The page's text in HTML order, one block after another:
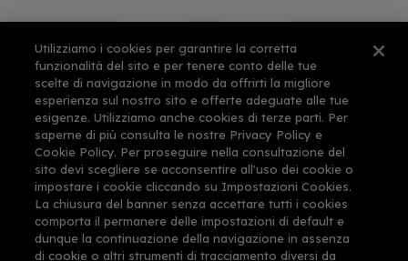
Utilizziamo i cookies per garantire la corretta
funzionalità del sito e per tenere conto delle tue
scelte di navigazione in modo da offrirti la migliore
esperienza sul nostro sito e offerte adeguate alle tue
esigenze. Utilizziamo anche cookies di terze parti. Per
saperne di più consulta le nostre Privacy Policy e
Cookie Policy. Per proseguire nella consultazione del
sito devi scegliere se acconsentire all'uso dei cookie o
impostare i cookie cliccando su Impostazioni Cookies.
La chiusura del banner senza accettare tutti i cookies
comporta il permanere delle impostazioni di default e
dunque la continuazione della navigazione in assenza
di cookie o altri strumenti di tracciamento diversi da